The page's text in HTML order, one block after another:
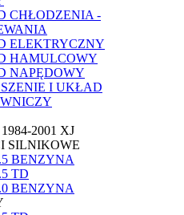
CHŁODZENIA -
ELEKTRYCZNY
HAMULCOWY
NAPĘDOWY
I UKŁAD
2001 XJ
SILNIKOWE
BENZYNA
TD
BENZYNA